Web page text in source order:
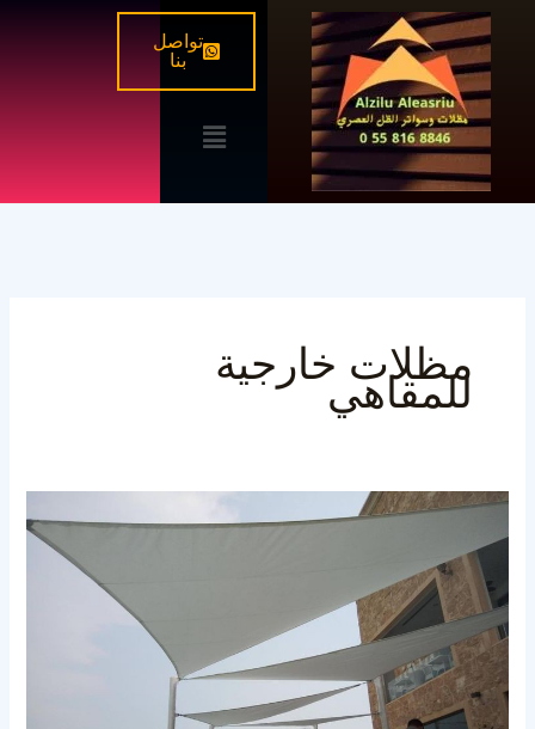
تخطي
المحتوى
تواصل
بنا
القائمة
مظلات خارجية
للمقاهي
مظلات
مطاعم
وكافيهات
في
مكة